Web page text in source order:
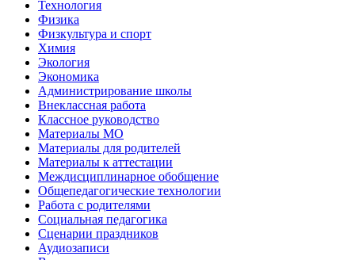
Технология
Физика
Физкультура и спорт
Химия
Экология
Экономика
Администрирование школы
Внеклассная работа
Классное руководство
Материалы МО
Материалы для родителей
Материалы к аттестации
Междисциплинарное обобщение
Общепедагогические технологии
Работа с родителями
Социальная педагогика
Сценарии праздников
Аудиозаписи